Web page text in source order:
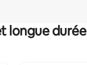
longue durée